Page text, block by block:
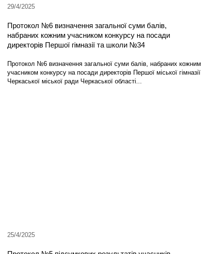
29/4/2025
Протокол №6 визначення загальної суми балів,
набраних кожним учасником конкурсу на посади
директорів Першої гімназії та школи №34
Протокол №6 визначення загальної суми балів, набраних кожним
учасником конкурсу на посади директорів Першої міської гімназії
Черкаської міської ради Черкаської області...
25/4/2025